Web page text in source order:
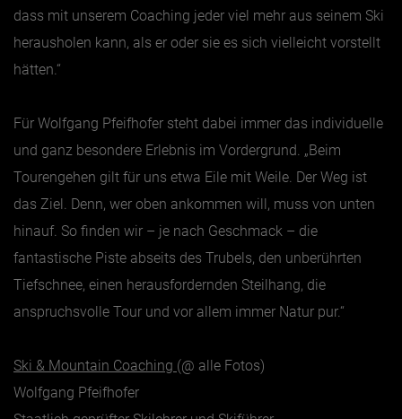
dass mit unserem Coaching jeder viel mehr aus seinem Ski
herausholen kann, als er oder sie es sich vielleicht vorstellt
hätten.“
Für Wolfgang Pfeifhofer steht dabei immer das individuelle
und ganz besondere Erlebnis im Vordergrund. „Beim
Tourengehen gilt für uns etwa Eile mit Weile. Der Weg ist
das Ziel. Denn, wer oben ankommen will, muss von unten
hinauf. So finden wir – je nach Geschmack – die
fantastische Piste abseits des Trubels, den unberührten
Tiefschnee, einen herausfordernden Steilhang, die
anspruchsvolle Tour und vor allem immer Natur pur.“
Ski & Mountain Coaching (@ alle Fotos)
Wolfgang Pfeifhofer